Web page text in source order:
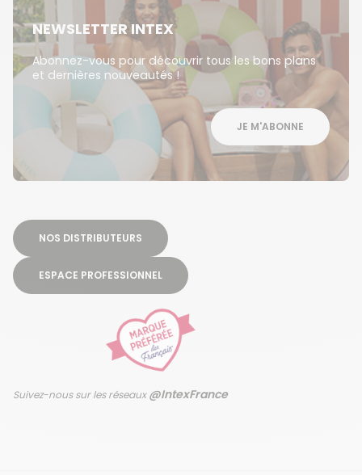
NEWSLETTER INTEX
Abonnez-vous pour découvrir tous les bons plans
et dernières nouveautés !
JE M'ABONNE
NOS DISTRIBUTEURS
ESPACE PROFESSIONNEL
Suivez-nous sur les réseaux@IntexFrance